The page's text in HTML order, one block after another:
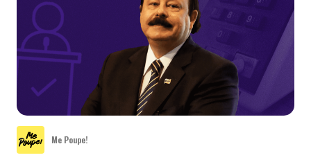
Me Poupe!